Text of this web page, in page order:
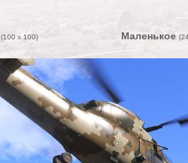
(100 x 100) Маленькое